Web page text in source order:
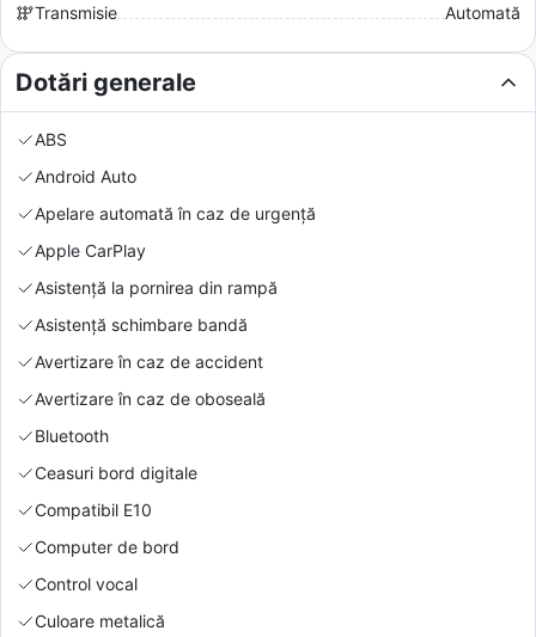
Transmisie
Automată
Dotări generale
ABS
Android Auto
Apelare automată în caz de urgență
Apple CarPlay
Asistență la pornirea din rampă
Asistență schimbare bandă
Avertizare în caz de accident
Avertizare în caz de oboseală
Bluetooth
Ceasuri bord digitale
Compatibil E10
Computer de bord
Control vocal
Culoare metalică